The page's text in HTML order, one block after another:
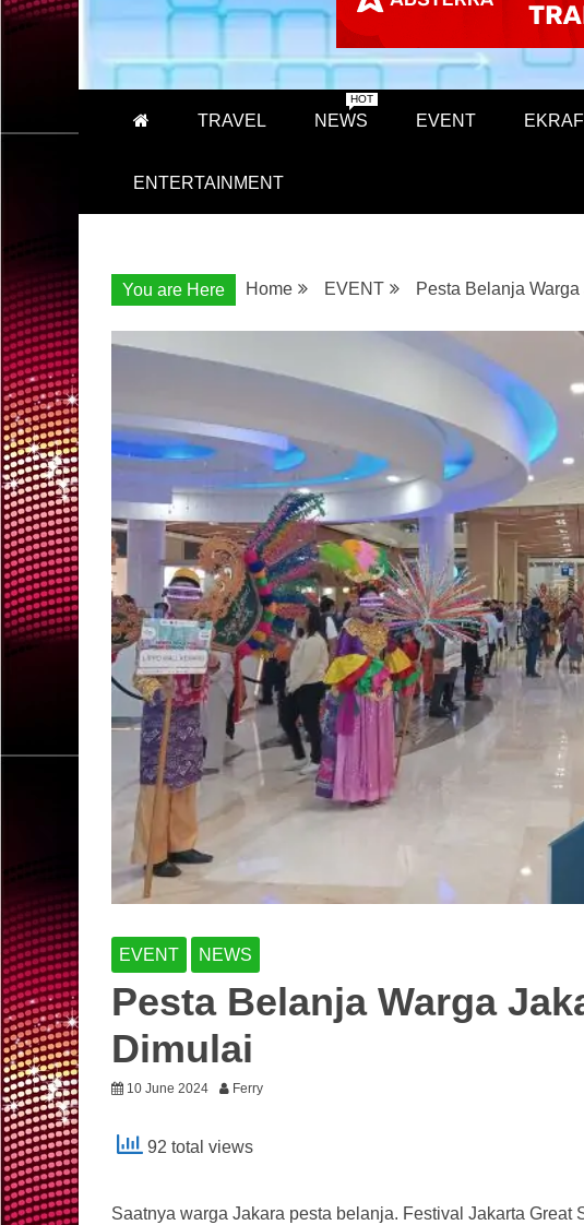
TRAVEL NEWS
HOT
EVENT EKRAF
ENTERTAINMENT
You are Here Home EVENT Pesta Belanja
EVENT NEWS
Pesta Belanja Warga
Dimulai
10 June 2024 Ferry
92 total views
Saatnya warga Jakara pesta belanja. Festival Jakarta Great